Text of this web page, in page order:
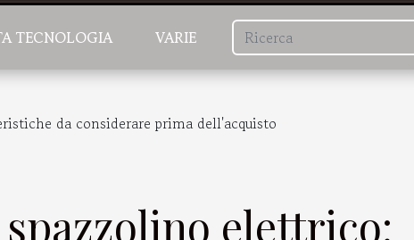
TECNOLOGIA VARIE
da considerare prima dell'acquisto
elettrico: